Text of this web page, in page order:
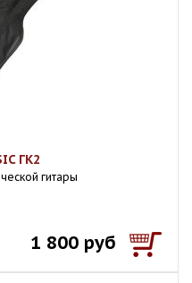
ГК2
гитары
1 800 руб